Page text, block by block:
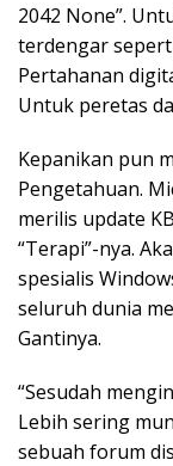
2042 None”.
terdengar
Pertahanan
Untuk peretas
Kepanikan pun
Pengetahuan.
merilis update
“Terapi”-nya.
spesialis
seluruh dunia
Gantinya.
“Sesudah
Lebih sering
sebuah forum